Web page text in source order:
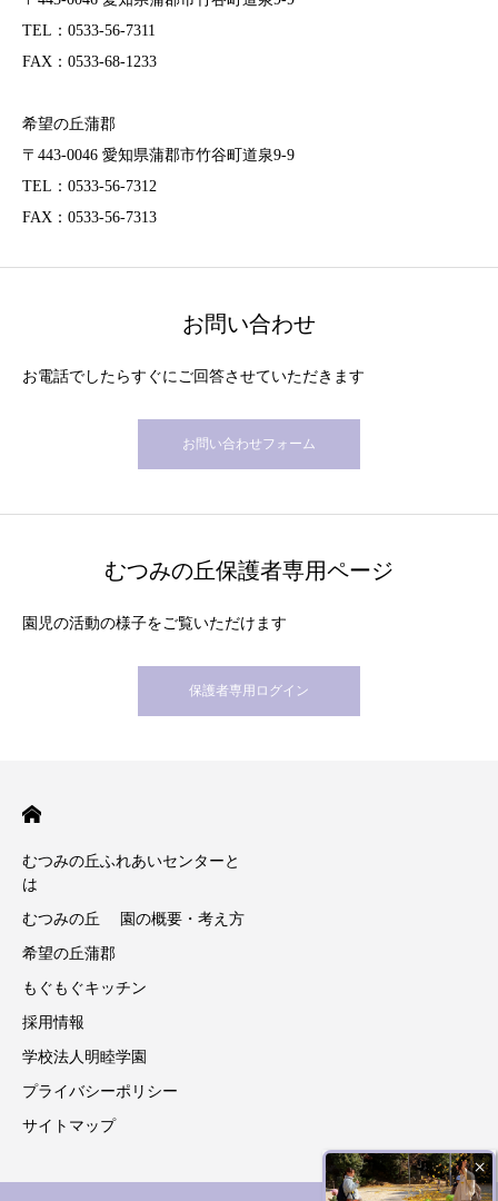
TEL：0533-56-7311
FAX：0533-68-1233
希望の丘蒲郡
〒443-0046 愛知県蒲郡市竹谷町道泉9-9
TEL：0533-56-7312
FAX：0533-56-7313
お問い合わせ
お電話でしたらすぐにご回答させていただきます
お問い合わせフォーム
むつみの丘保護者専用ページ
園児の活動の様子をご覧いただけます
保護者専用ログイン
むつみの丘ふれあいセンターと
は
むつみの丘 園の概要・考え方
希望の丘蒲郡
もぐもぐキッチン
採用情報
学校法人明睦学園
プライバシーポリシー
サイトマップ
×